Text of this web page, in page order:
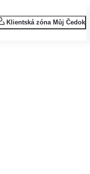
Klientská zóna Můj Čedok